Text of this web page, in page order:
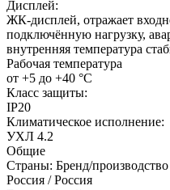
Дисплей:
ЖК-дисплей, отражает
подключённую нагрузку,
внутренняя температура
Рабочая температура
от +5 до +40 °С
Класс защиты:
IP20
Климатическое исполнение:
УХЛ 4.2
Общие
Страны: Бренд/производство
Россия / Россия